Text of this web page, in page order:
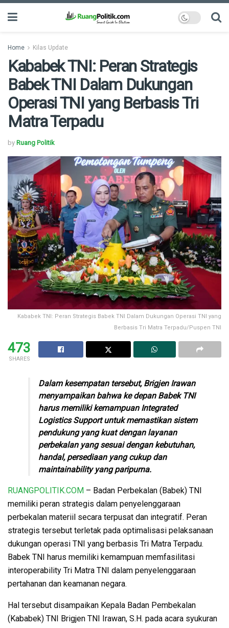
Home Kilas Update
Kababek TNI: Peran Strategis
Babek TNI Dalam Dukungan
Operasi TNI yang Berbasis Tri
Matra Terpadu
by Ruang Politik
Kababek TNI: Peran Strategis Babek TNI Dalam Dukungan Operasi TNI yang
Berbasis Tri Matra Terpadu/Puspen TNI
473
SHARES
Dalam kesempatan tersebut, Brigjen Irawan
menyampaikan bahwa ke depan Babek TNI
harus memiliki kemampuan Integrated
Logistics Support untuk memastikan sistem
pendukung yang kuat dengan layanan
perbekalan yang sesuai dengan kebutuhan,
handal, persediaan yang cukup dan
maintainability yang paripurna.
RUANGPOLITIK.COM – Badan Perbekalan (Babek) TNI
memiliki peran strategis dalam penyelenggaraan
perbekalan materiil secara terpusat dan integratif. Peran
strategis tersebut terletak pada optimalisasi pelaksanaan
dukungan operasi TNI yang berbasis Tri Matra Terpadu.
Babek TNI harus memiliki kemampuan memfasilitasi
interoperability Tri Matra TNI dalam penyelenggaraan
pertahanan dan keamanan negara.
Hal tersebut disampaikan Kepala Badan Pembekalan
(Kababek) TNI Brigjen TNI Irawan, S.H. pada acara syukuran